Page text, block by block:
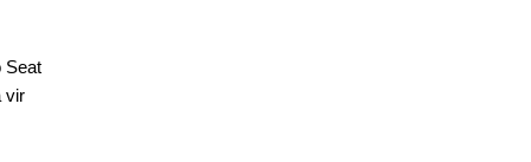
Seat
vir